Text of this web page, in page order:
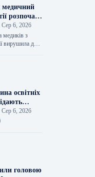
медичний
розпочав
Сер 6, 2026
медиків з
вирушила до
це…
освітніх
–
Сер 6, 2026
головою